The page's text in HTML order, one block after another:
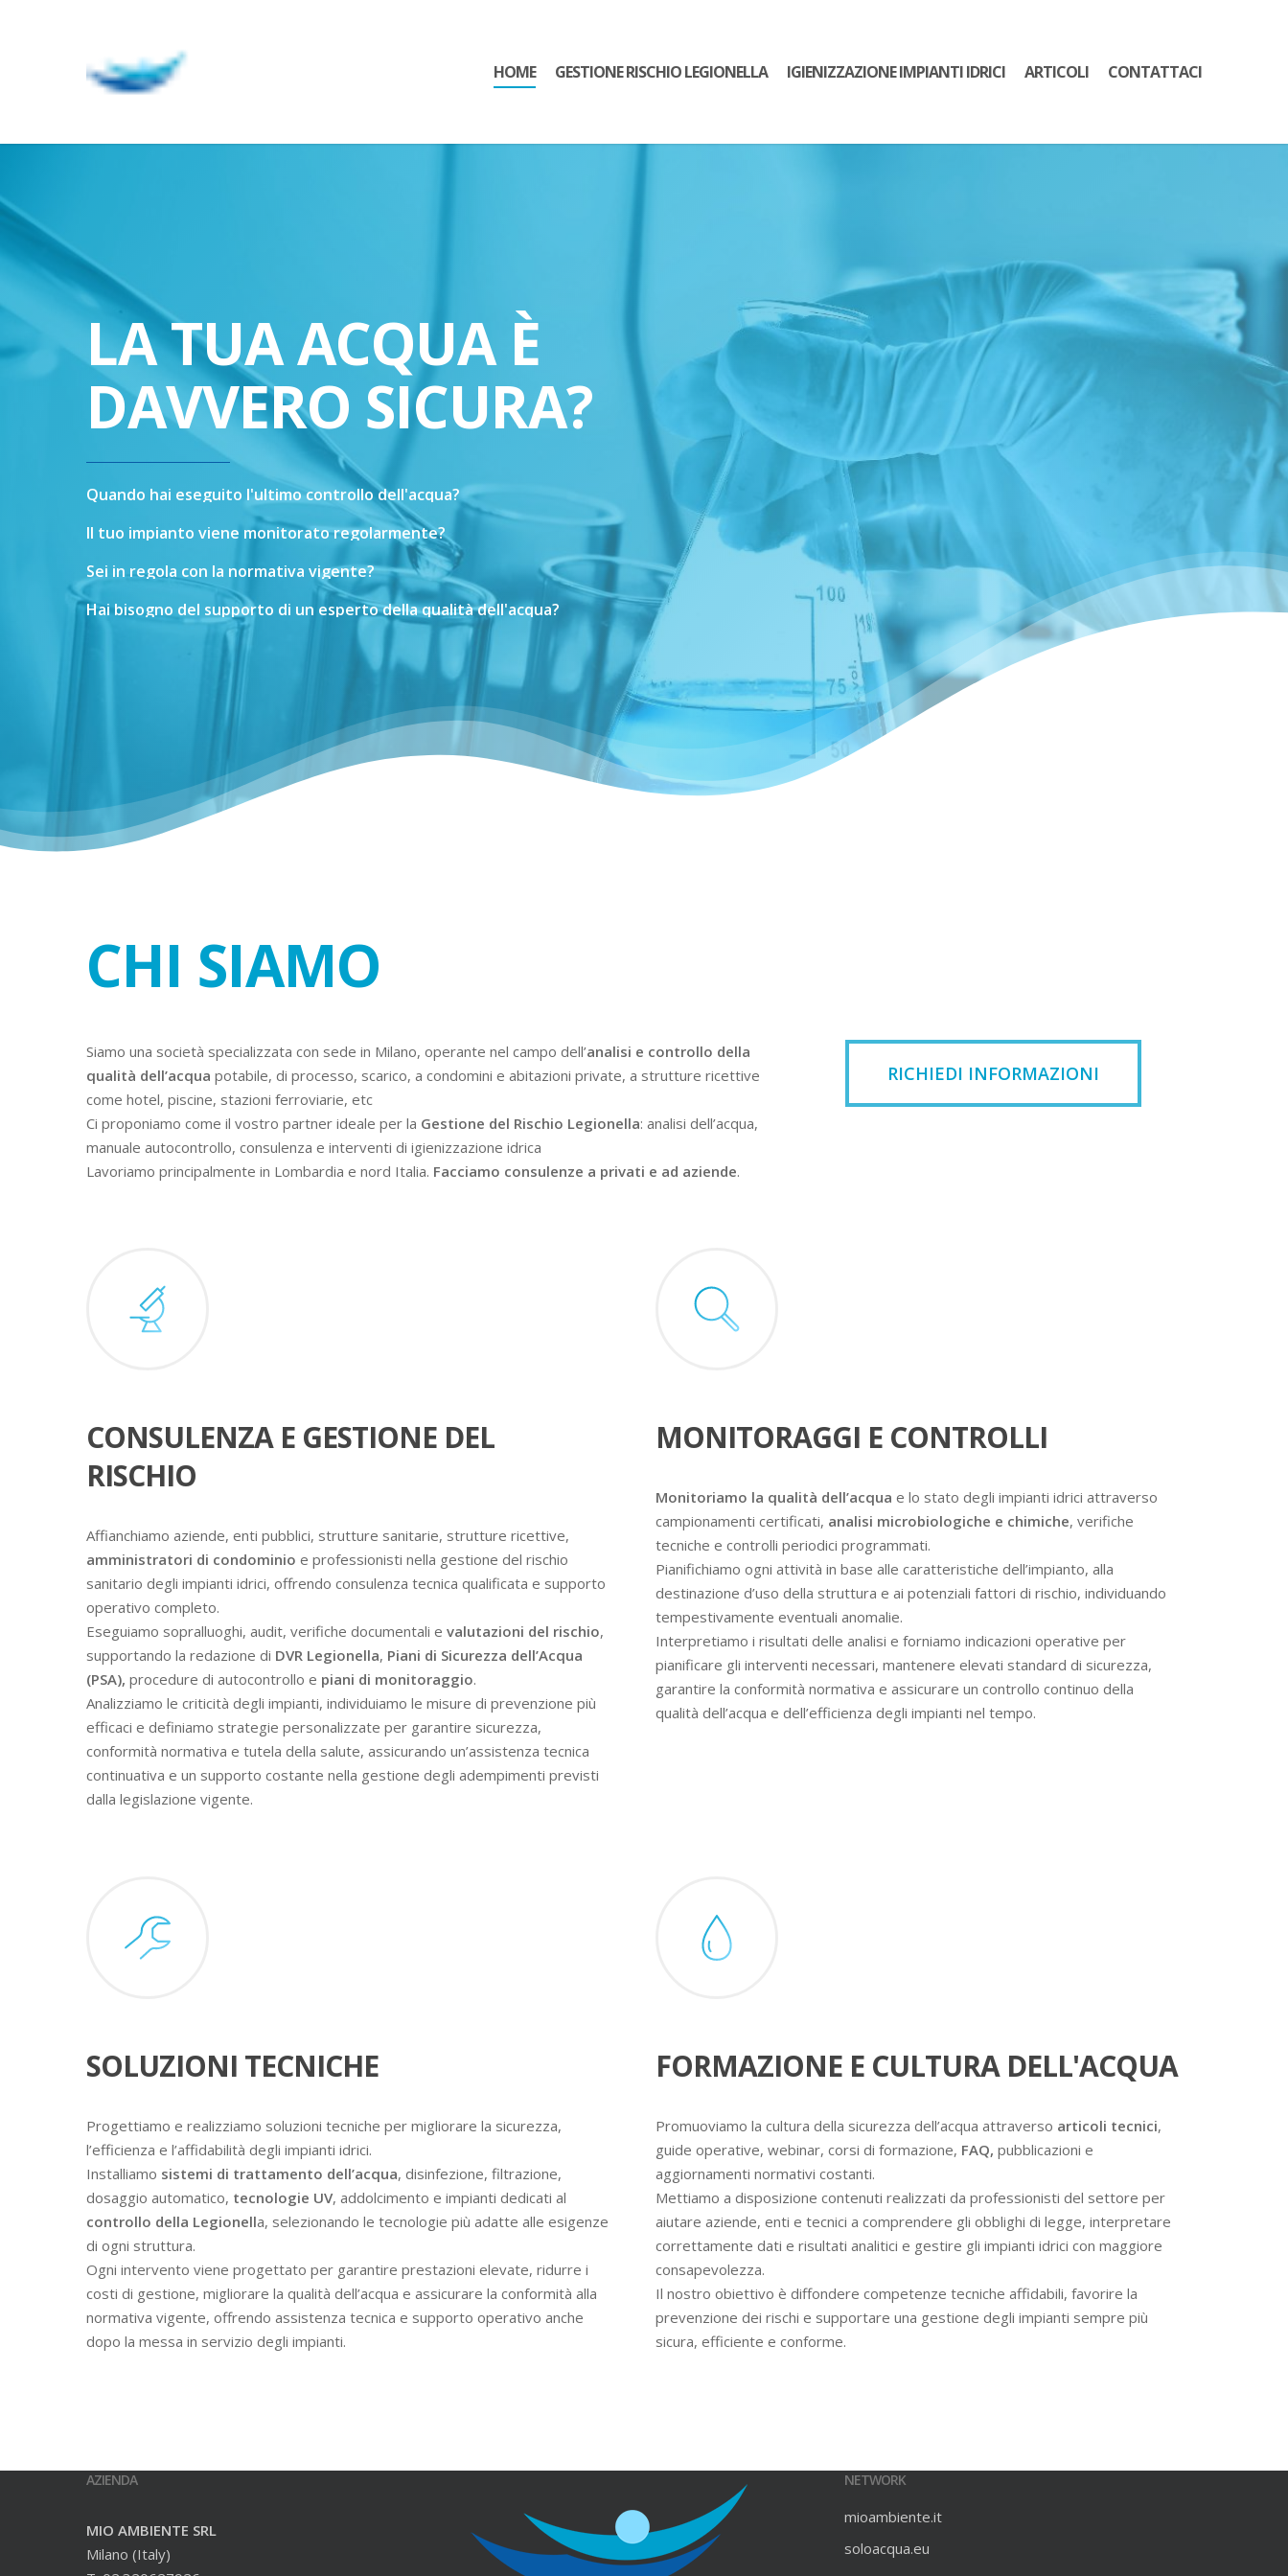
HOME GESTIONE RISCHIO LEGIONELLA IGIENIZZAZIONE IMPIANTI IDRICI ARTICOLI CONTATTACI
LA TUA ACQUA È
DAVVERO SICURA?
Quando hai eseguito l'ultimo controllo dell'acqua?
Il tuo impianto viene monitoratoregolarmente?
Sei in regola con la normativa vigente?
Hai bisogno del supporto di un espertodellaqualitàdell'acqua?
CHI SIAMO
Siamo una società specializzata con sede in Milano, operante nel campo dell’analisi e controllo della
qualità dell’acquapotabile, di processo, scarico, a condomini e abitazioni private, a strutture ricettive
come hotel, piscine, stazioni ferroviarie, etc
Ci proponiamo come il vostro partner ideale per la Gestione del Rischio Legionella: analisi dell’acqua,
manuale autocontrollo, consulenza e interventi di igienizzazione idrica
Lavoriamo principalmente in Lombardia e nord Italia. Facciamo consulenze a privati e ad aziende.
RICHIEDI INFORMAZIONI
CONSULENZA E GESTIONE DEL
RISCHIO
Affianchiamo aziende, enti pubblici, strutture sanitarie, strutture ricettive,
amministratori di condominio e professionisti nella gestione del rischio
sanitario degli impianti idrici, offrendo consulenza tecnica qualificata e supporto
operativo completo.
Eseguiamo sopralluoghi, audit, verifiche documentali evalutazioni del rischio,
supportando la redazione di DVR Legionella, Piani di Sicurezza dell’Acqua
(PSA), procedure di autocontrollo e piani di monitoraggio.
Analizziamo le criticità degli impianti, individuiamo le misure di prevenzione più
efficaci e definiamo strategie personalizzate per garantire sicurezza,
conformità normativa e tutela della salute, assicurando un’assistenza tecnica
continuativa e un supporto costante nella gestione degli adempimenti previsti
dalla legislazione vigente.
MONITORAGGI E CONTROLLI
Monitoriamo la qualità dell’acqua e lo stato degli impianti idrici attraverso
campionamenti certificati, analisi microbiologiche e chimiche, verifiche
tecniche e controlli periodici programmati.
Pianifichiamo ogni attività in base alle caratteristiche dell’impianto, alla
destinazione d’uso della struttura e ai potenziali fattori di rischio, individuando
tempestivamente eventuali anomalie.
Interpretiamo i risultati delle analisi e forniamo indicazioni operative per
pianificare gli interventi necessari, mantenere elevati standard di sicurezza,
garantire la conformità normativa e assicurare un controllo continuo della
qualità dell’acqua e dell’efficienza degli impianti nel tempo.
SOLUZIONI TECNICHE
Progettiamo e realizziamo soluzioni tecniche per migliorare la sicurezza,
l’efficienza e l’affidabilità degli impianti idrici.
Installiamo sistemi di trattamento dell’acqua, disinfezione, filtrazione,
dosaggio automatico, tecnologie UV, addolcimento e impianti dedicati al
controllo della Legionella, selezionando le tecnologie più adatte alle esigenze
di ogni struttura.
Ogni intervento viene progettato per garantire prestazioni elevate, ridurre i
costi di gestione, migliorare la qualità dell’acqua e assicurare la conformità alla
normativa vigente, offrendo assistenza tecnica e supporto operativo anche
dopo la messa in servizio degli impianti.
FORMAZIONE E CULTURA DELL'ACQUA
Promuoviamo la cultura della sicurezza dell’acqua attraverso articoli tecnici,
guide operative, webinar, corsi di formazione, FAQ, pubblicazioni e
aggiornamenti normativi costanti.
Mettiamo a disposizione contenuti realizzati da professionisti del settore per
aiutare aziende, enti e tecnici a comprendere gli obblighi di legge, interpretare
correttamente dati e risultati analitici e gestire gli impianti idrici con maggiore
consapevolezza.
Il nostro obiettivo è diffondere competenze tecniche affidabili, favorire la
prevenzione dei rischi e supportare una gestione degli impianti sempre più
sicura, efficiente e conforme.
AZIENDA
MIO AMBIENTE SRL
Milano (Italy)
NETWORK
mioambiente.it
soloacqua.eu